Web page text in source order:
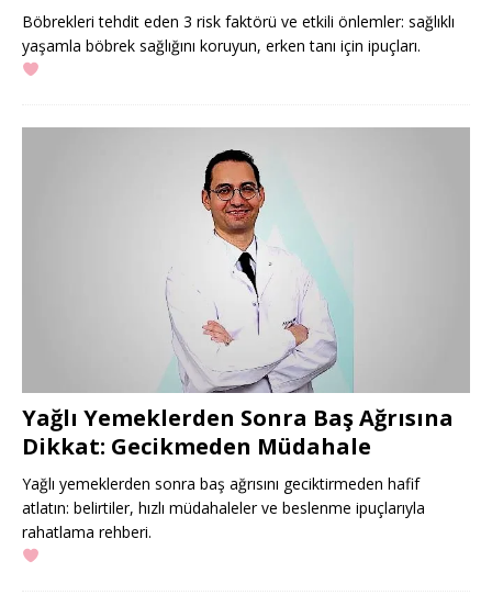
Böbrekleri tehdit eden 3 risk faktörü ve etkili önlemler: sağlıklı
yaşamla böbrek sağlığını koruyun, erken tanı için ipuçları.
Yağlı Yemeklerden Sonra Baş Ağrısına
Dikkat: Gecikmeden Müdahale
Yağlı yemeklerden sonra baş ağrısını geciktirmeden hafif
atlatın: belirtiler, hızlı müdahaleler ve beslenme ipuçlarıyla
rahatlama rehberi.